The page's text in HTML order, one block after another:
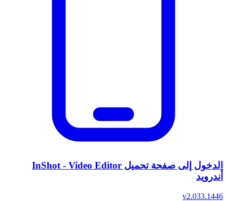
الدخول إلى صفحة تحميل InShot - Video Editor
أندرويد
v2.033.1446